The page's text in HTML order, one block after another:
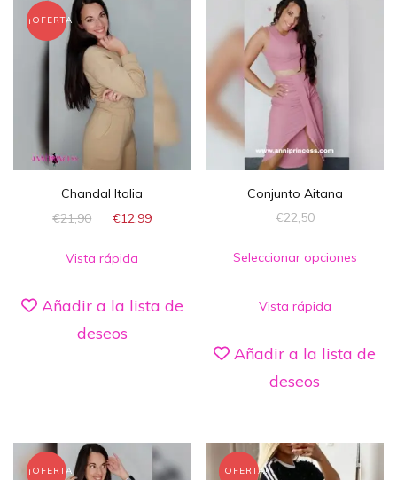
¡OFERTA!
Chandal Italia
€21,90 €12,99
Vista rápida
Añadir a la lista de
deseos
Conjunto Aitana
€22,50
Seleccionar opciones
Vista rápida
Añadir a la lista de
deseos
¡OFERTA! ¡OFERTA!